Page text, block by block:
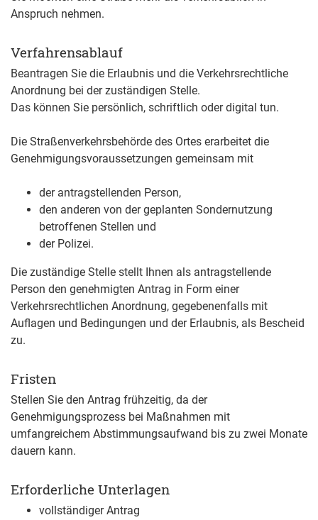
Anspruch nehmen.
Verfahrensablauf
Beantragen Sie die Erlaubnis und die Verkehrsrechtliche
Anordnung bei der zuständigen Stelle.
Das können Sie persönlich, schriftlich oder digital tun.
Die Straßenverkehrsbehörde des Ortes erarbeitet die
Genehmigungsvoraussetzungen gemeinsam mit
der antragstellenden Person,
den anderen von der geplanten Sondernutzung
betroffenen Stellen und
der Polizei.
Die zuständige Stelle stellt Ihnen als antragstellende
Person den genehmigten Antrag in Form einer
Verkehrsrechtlichen Anordnung, gegebenenfalls mit
Auflagen und Bedingungen und der Erlaubnis, als Bescheid
zu.
Fristen
Stellen Sie den Antrag frühzeitig, da der
Genehmigungsprozess bei Maßnahmen mit
umfangreichem Abstimmungsaufwand bis zu zwei Monate
dauern kann.
Erforderliche Unterlagen
vollständiger Antrag